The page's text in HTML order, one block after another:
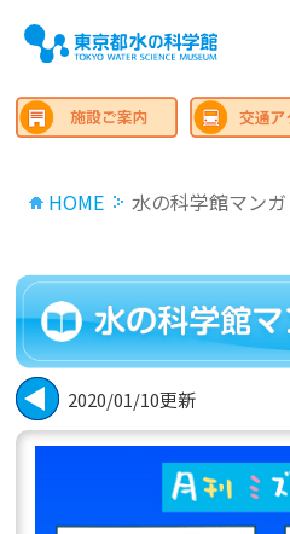
HOME 水の科学館マンガ
2020/01/10更新